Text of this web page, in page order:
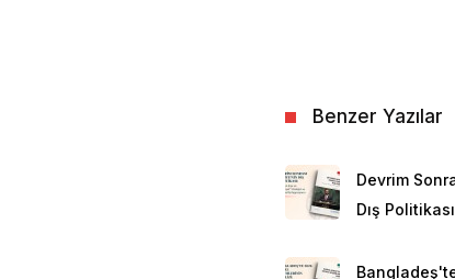
Hayber Pahtunhva
karşılıklı ateş
ağır topçu atışları
sivil tesisler zarar
Benzer Yazılar
Devrim
Dış Politikası